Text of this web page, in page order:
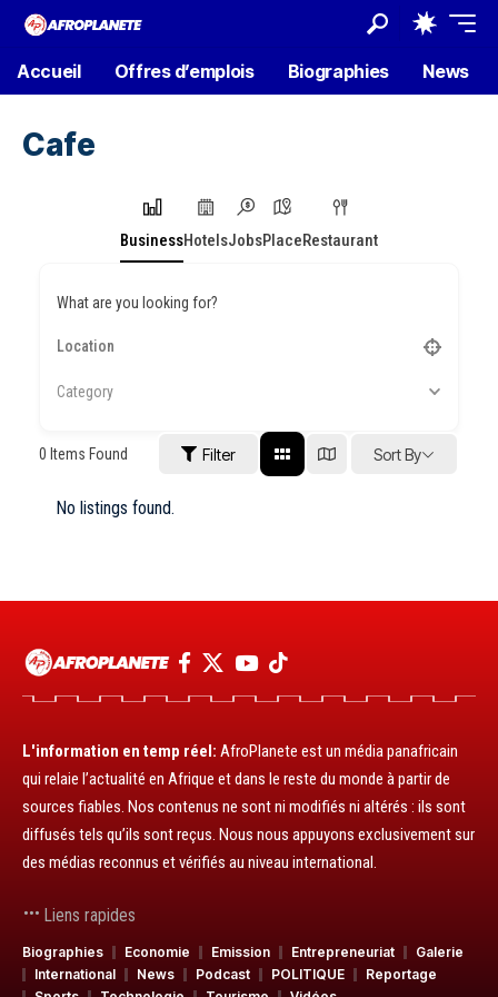
Accueil Offres d’emplois Biographies News
Cafe
BusinessHotelsJobsPlaceRestaurant
What are you looking for?
Category
0 Items Found Filter Sort By
No listings found.
L'information en temp réel: AfroPlanete est un média panafricain
qui relaie l’actualité en Afrique et dans le reste du monde à partir de
sources fiables. Nos contenus ne sont ni modifiés ni altérés : ils sont
diffusés tels qu’ils sont reçus. Nous nous appuyons exclusivement sur
des médias reconnus et vérifiés au niveau international.
Liens rapides
Biographies Economie Emission Entrepreneuriat
Galerie
International
News Podcast POLITIQUE
Reportage